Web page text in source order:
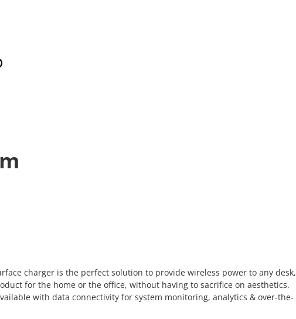
charger is the perfect solution to provide wireless power to any desk,
for the home or the office, without having to sacrifice on aesthetics.
with data connectivity for system monitoring, analytics & over-the-